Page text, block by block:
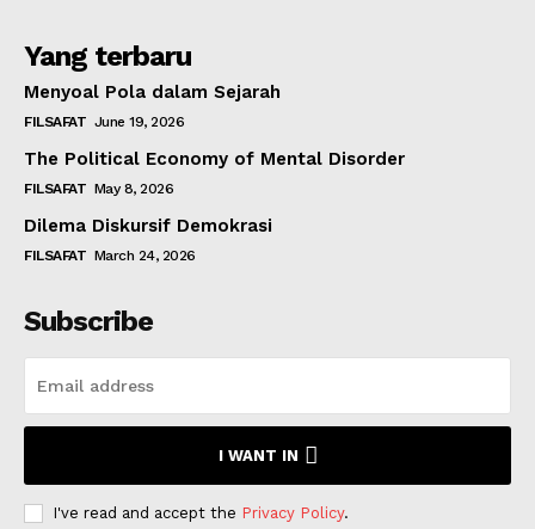
Yang terbaru
Menyoal Pola dalam Sejarah
FILSAFAT June 19, 2026
The Political Economy of Mental Disorder
FILSAFAT May 8, 2026
Dilema Diskursif Demokrasi
FILSAFAT March 24, 2026
Subscribe
I WANT IN
I've read and accept the Privacy Policy.